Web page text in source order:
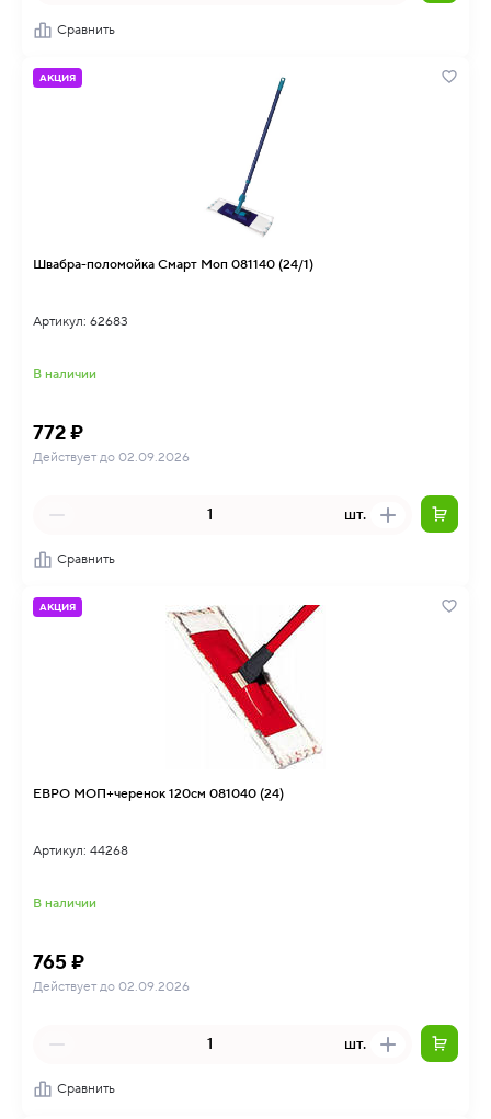
Сравнить
АКЦИЯ
Швабра-поломойка Смарт Моп 081140 (24/1)
Артикул: 62683
В наличии
772 ₽
Действует до 02.09.2026
шт.
Сравнить
АКЦИЯ
ЕВРО МОП+черенок 120см 081040 (24)
Артикул: 44268
В наличии
765 ₽
Действует до 02.09.2026
шт.
Сравнить